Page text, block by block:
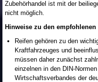
Zubehörhandel ist mit der
nicht möglich.
Hinweise zu den empfohlenen
Reifen gehören zu den
Kraftfahrzeuges und
müssen daher zunächst
einzelnen in den DIN-
Wirtschaftsverbandes der